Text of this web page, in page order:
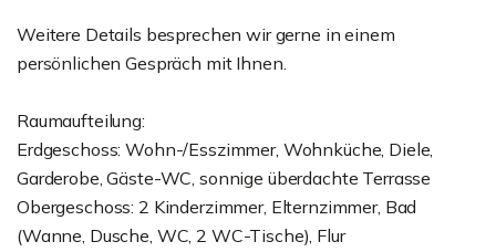
Weitere Details besprechen wir gerne in einem
persönlichen Gespräch mit Ihnen.
Raumaufteilung:
Erdgeschoss: Wohn-/Esszimmer, Wohnküche, Diele,
Garderobe, Gäste-WC, sonnige überdachte Terrasse
Obergeschoss: 2 Kinderzimmer, Elternzimmer, Bad
(Wanne, Dusche, WC, 2 WC-Tische), Flur